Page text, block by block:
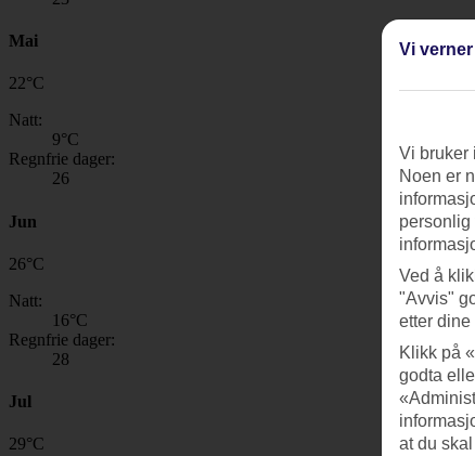
Mai
22°C
Natt:
9°C
Regnfrie dager:
26
Jun
26°C
Natt:
16°C
Regnfrie dager:
28
Jul
29°C
Vi
Vi bruker
Noen er
personlig
Ved å
"Avvis"
etter dine
Klikk på
godta
at du